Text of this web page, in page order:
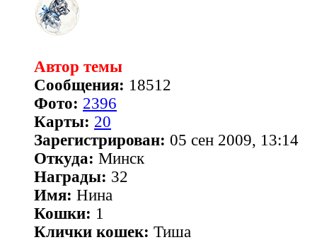
Автор темы
Сообщения: 18512
Фото: 2396
Карты: 20
Зарегистрирован: 05 сен 2009, 13:14
Откуда: Минск
Награды: 32
Имя: Нина
Кошки: 1
Клички кошек: Тиша